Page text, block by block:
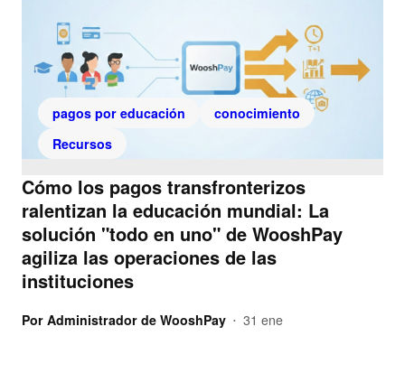
pagos por educación
conocimiento
Recursos
Cómo los pagos transfronterizos
ralentizan la educación mundial: La
solución "todo en uno" de WooshPay
agiliza las operaciones de las
instituciones
Por Administrador de WooshPay • 31 ene